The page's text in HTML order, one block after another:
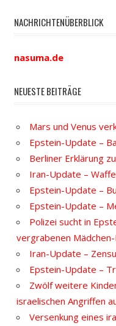
NACHRICHTENÜBERBLICK
nasuma.de
NEUESTE BEITRÄGE
Mars und Venus
Epstein-Update –
Berliner Erklärung
Iran-Update –
Epstein-Update –
Epstein-Update –
Polizei sucht in
vergrabenen Mädchen-
Iran-Update –
Epstein-Update –
Zwölf weitere
israelischen Angriffen
Versenkung eines